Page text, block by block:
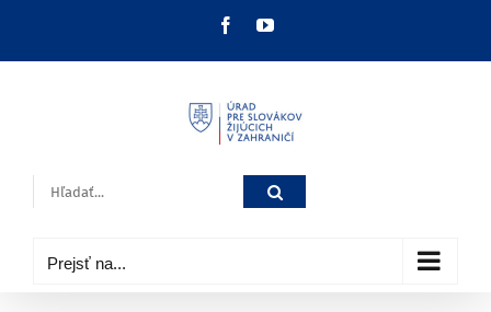
FacebookYouTube
Hľadať:
Prejsť na...